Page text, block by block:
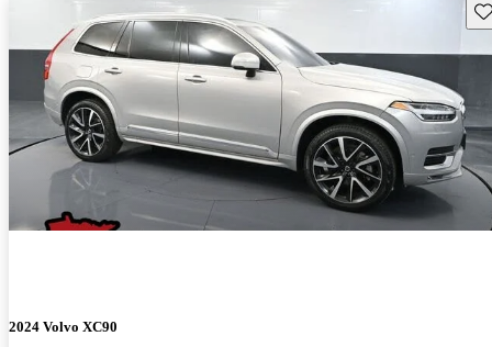
2024 Volvo XC90